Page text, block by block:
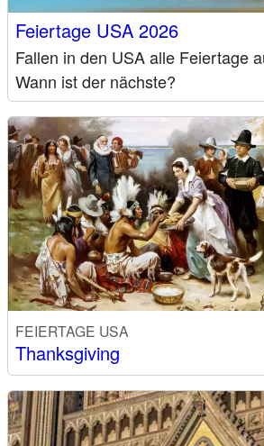
Feiertage USA 2026
Fallen in den USA alle Feiertage
Wann ist der nächste?
FEIERTAGE USA
Thanksgiving